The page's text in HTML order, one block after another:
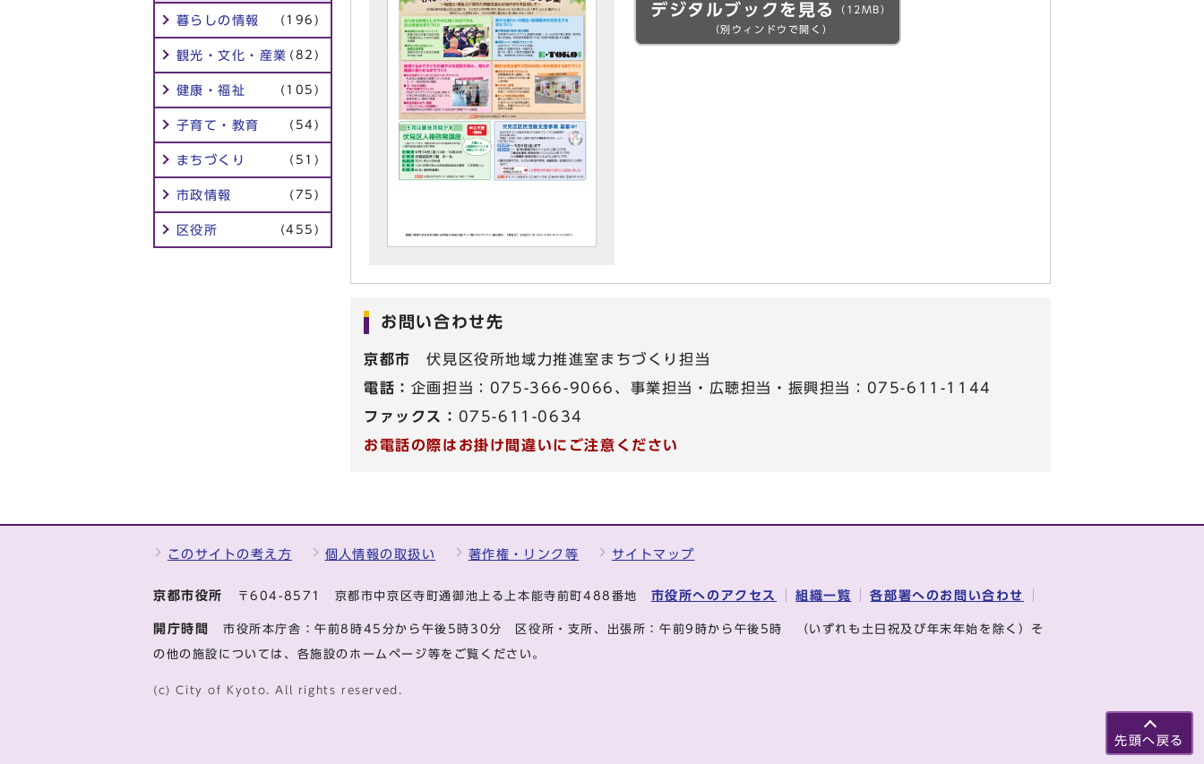
暮らしの情報 (196)
観光・文化・産業 (82)
健康・福祉 (105)
子育て・教育 (54)
まちづくり (51)
市政情報 (75)
区役所 (455)
デジタルブックを見る
（12MB）
（別ウィンドウで開く）
お問い合わせ先
京都市
伏見区役所地域力推進室まちづくり担当
電話： 企画担当：075-366-9066、事業担当・広聴担当・振興担当：075-611-1144
ファックス： 075-611-0634
お電話の際はお掛け間違いにご注意ください
先頭へ戻る
このサイトの考え方 個人情報の取扱い 著作権・リンク等 サイトマップ
京都市役所 〒604-8571 京都市中京区寺町通御池上る上本能寺前町488番地 市役所へのアクセス 組織一覧 各部署へのお問い合わせ
開庁時間 市役所本庁舎：午前8時45分から午後5時30分 区役所・支所、出張所：午前9時から午後5時 （いずれも土日祝及び年末年始を除く）そ
の他の施設については、各施設のホームページ等をご覧ください。
(c) City of Kyoto. All rights reserved.